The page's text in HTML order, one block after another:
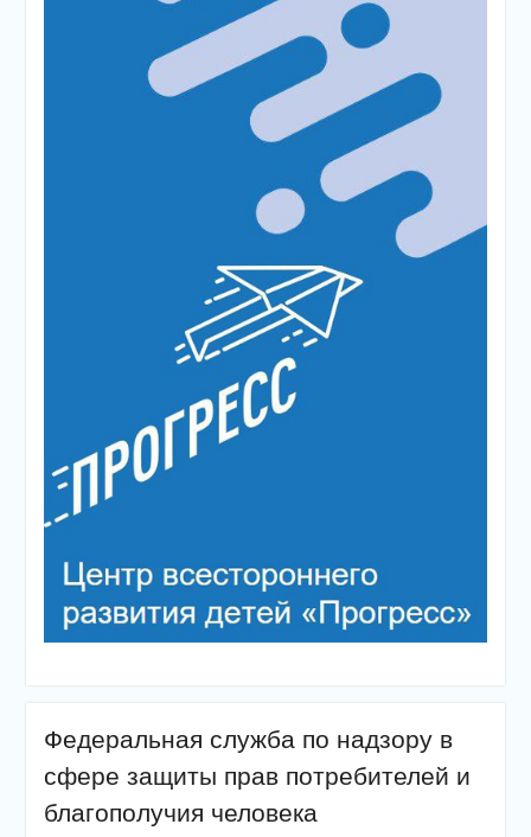
Федеральная служба по надзору в
сфере защиты прав потребителей и
благополучия человека